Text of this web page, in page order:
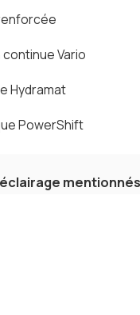
Vario
Hydramat
PowerShift